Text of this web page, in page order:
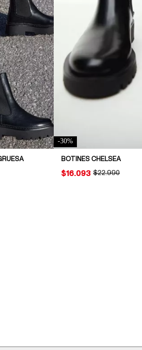
-30%
BOTINES CHELSEA
ORIGINAL PRICE:
$22.990
PRICE:
$16.093